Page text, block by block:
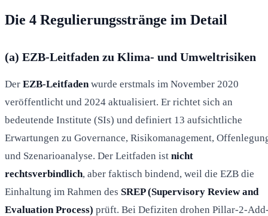
Die 4 Regulierungsstränge im Detail
(a) EZB-Leitfaden zu Klima- und Umweltrisiken
Der EZB-Leitfadenwurde erstmals im November 2020
veröffentlicht und 2024 aktualisiert. Er richtet sich an
bedeutende Institute (SIs) und definiert 13 aufsichtliche
Erwartungen zu Governance, Risikomanagement,
und Szenarioanalyse. Der Leitfaden ist nicht
rechtsverbindlich, aber faktisch bindend, weil die EZB die
Einhaltung im Rahmen des SREP (Supervisory Review and
Evaluation Process) prüft. Bei Defiziten drohen Pillar-2-